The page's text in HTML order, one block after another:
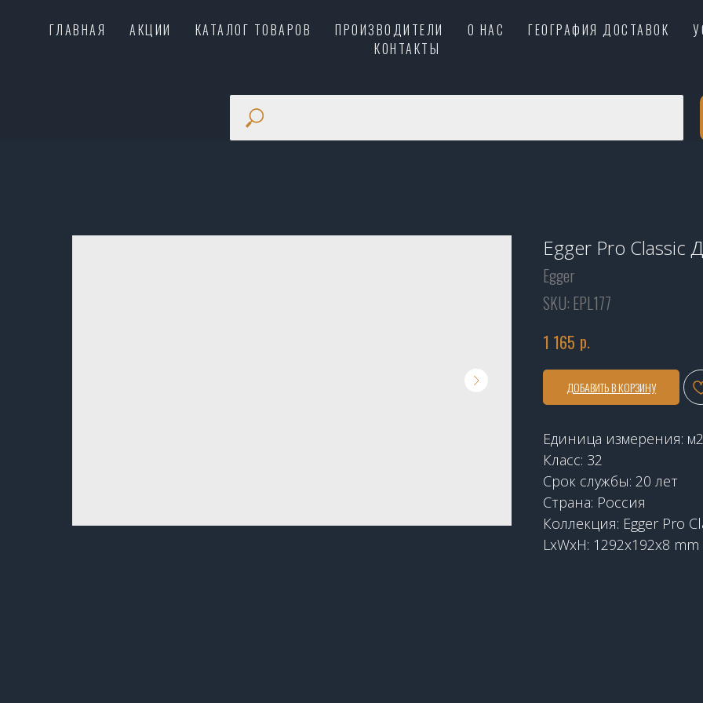
ГЛАВНАЯ АКЦИИ КАТАЛОГ ТОВАРОВ ПРОИЗВОДИТЕЛИ О НАС ГЕОГРАФИЯ ДОСТАВОК
КОНТАКТЫ
Egger Pro Classic
Egger
SKU: EPL177
1 165 р.
ДОБАВИТЬ В КОРЗИНУ
Единица измерения: м2
Класс: 32
Срок службы: 20 лет
Страна: Россия
Коллекция: Egger Pro
LxWxH: 1292x192x8 mm